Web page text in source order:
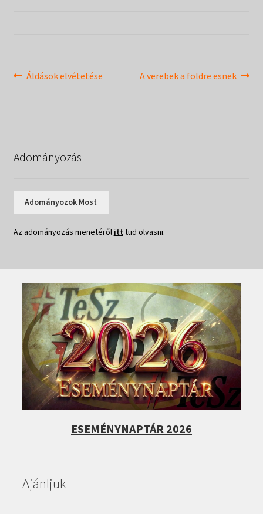
Bejegyzés
Previous
Áldások elvétetése
Next
A verebek a földre esnek
Adományozás
Adományozok Most
Az adományozás menetéről itt tud olvasni.
ESEMÉNYNAPTÁR 2026
Ajánljuk